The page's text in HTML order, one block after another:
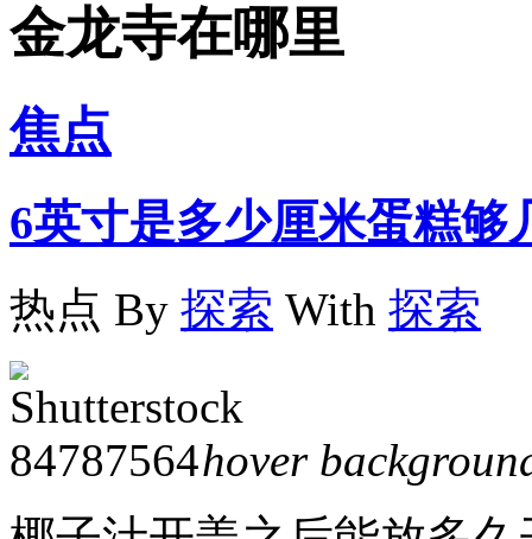
金龙寺在哪里
焦点
6英寸是多少厘米蛋糕够
热点 By 探索 With 探索
hover